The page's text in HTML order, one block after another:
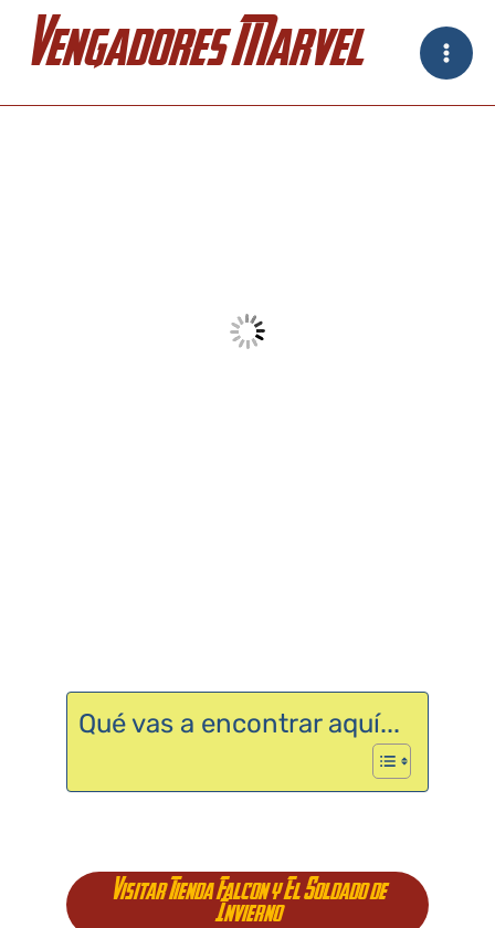
Vengadores Marvel
Qué vas a encontrar aquí...
Visitar Tienda Falcon y El Soldado de
Invierno